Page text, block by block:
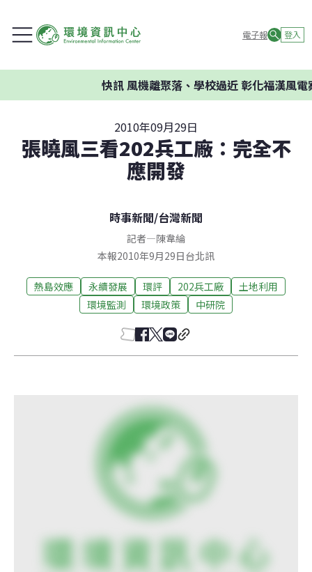
電子報 登入
快訊風機離聚落、學校過近 彰化福漢風電案
2010年09月29日
張曉風三看202兵工廠：完全不
應開發
時事新聞/台灣新聞
記者—陳韋綸
本報2010年9月29日台北訊
熱島效應 永續發展 環評 202兵工廠
土地利用
環境監測
環境政策 中研院